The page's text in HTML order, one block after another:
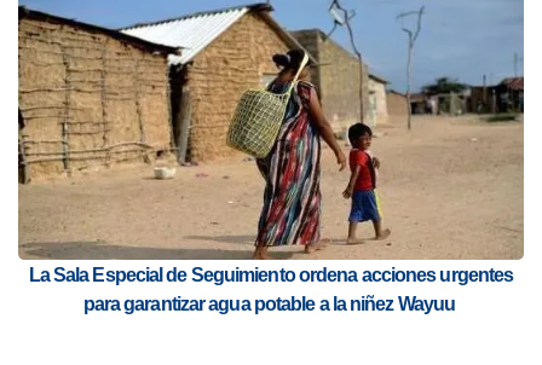
La Sala Especial de Seguimiento ordena acciones urgentes
para garantizar agua potable a la niñez Wayuu